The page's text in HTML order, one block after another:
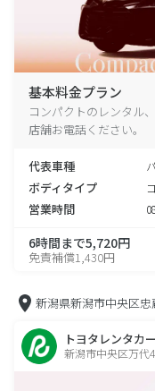
基本料金プラン
コンパクトのレンタル
店舗お電話ください。
代表車種
ボディタイプ
営業時間
6時間まで5,720円
免責補償1,430円
新潟県新潟市中央区忠
トヨタレンタカ
新潟市中央区万代